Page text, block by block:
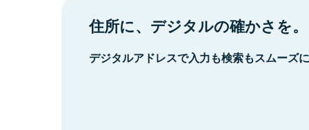
住所に、デジタルの確かさを。
デジタルアドレスで入力も検索もスムーズ